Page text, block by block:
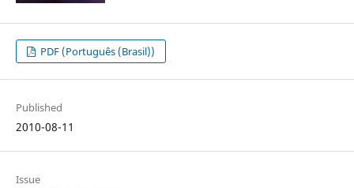
PDF (Português (Brasil))
Published
2010-08-11
Issue